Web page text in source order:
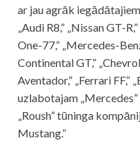
ar jau agrāk
„Audi R8,” „Nissan GT-
One-77,” „Mercedes-
Continental GT,”
Aventador,” „Ferrari FF,”
uzlabotajam
„Roush” tūninga
Mustang.”